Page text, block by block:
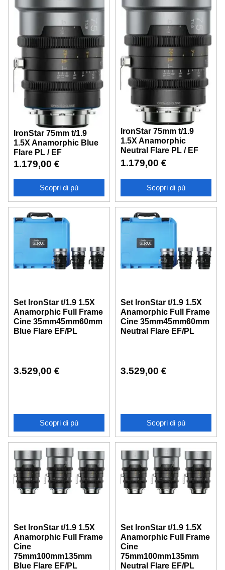
IronStar 75mm t/1.9
1.5X Anamorphic Blue
Flare PL / EF
1.179,00 €
Scopri di pù
IronStar 75mm t/1.9
1.5X Anamorphic
Neutral Flare PL / EF
1.179,00 €
Scopri di pù
Set IronStar t/1.9 1.5X
Anamorphic Full Frame
Cine 35mm45mm60mm
Blue Flare EF/PL
3.529,00 €
Scopri di pù
Set IronStar t/1.9 1.5X
Anamorphic Full Frame
Cine 35mm45mm60mm
Neutral Flare EF/PL
3.529,00 €
Scopri di pù
Set IronStar t/1.9 1.5X
Anamorphic Full Frame
Cine
75mm100mm135mm
Blue Flare EF/PL
Set IronStar t/1.9 1.5X
Anamorphic Full Frame
Cine
75mm100mm135mm
Neutral Flare EF/PL